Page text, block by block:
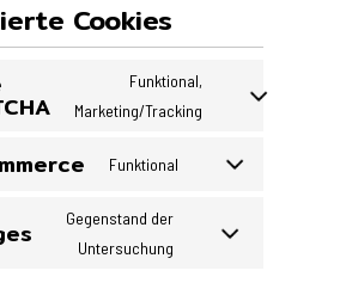
Cookies
Funktional,
Marketing/Tracking
Funktional
Gegenstand der
Untersuchung